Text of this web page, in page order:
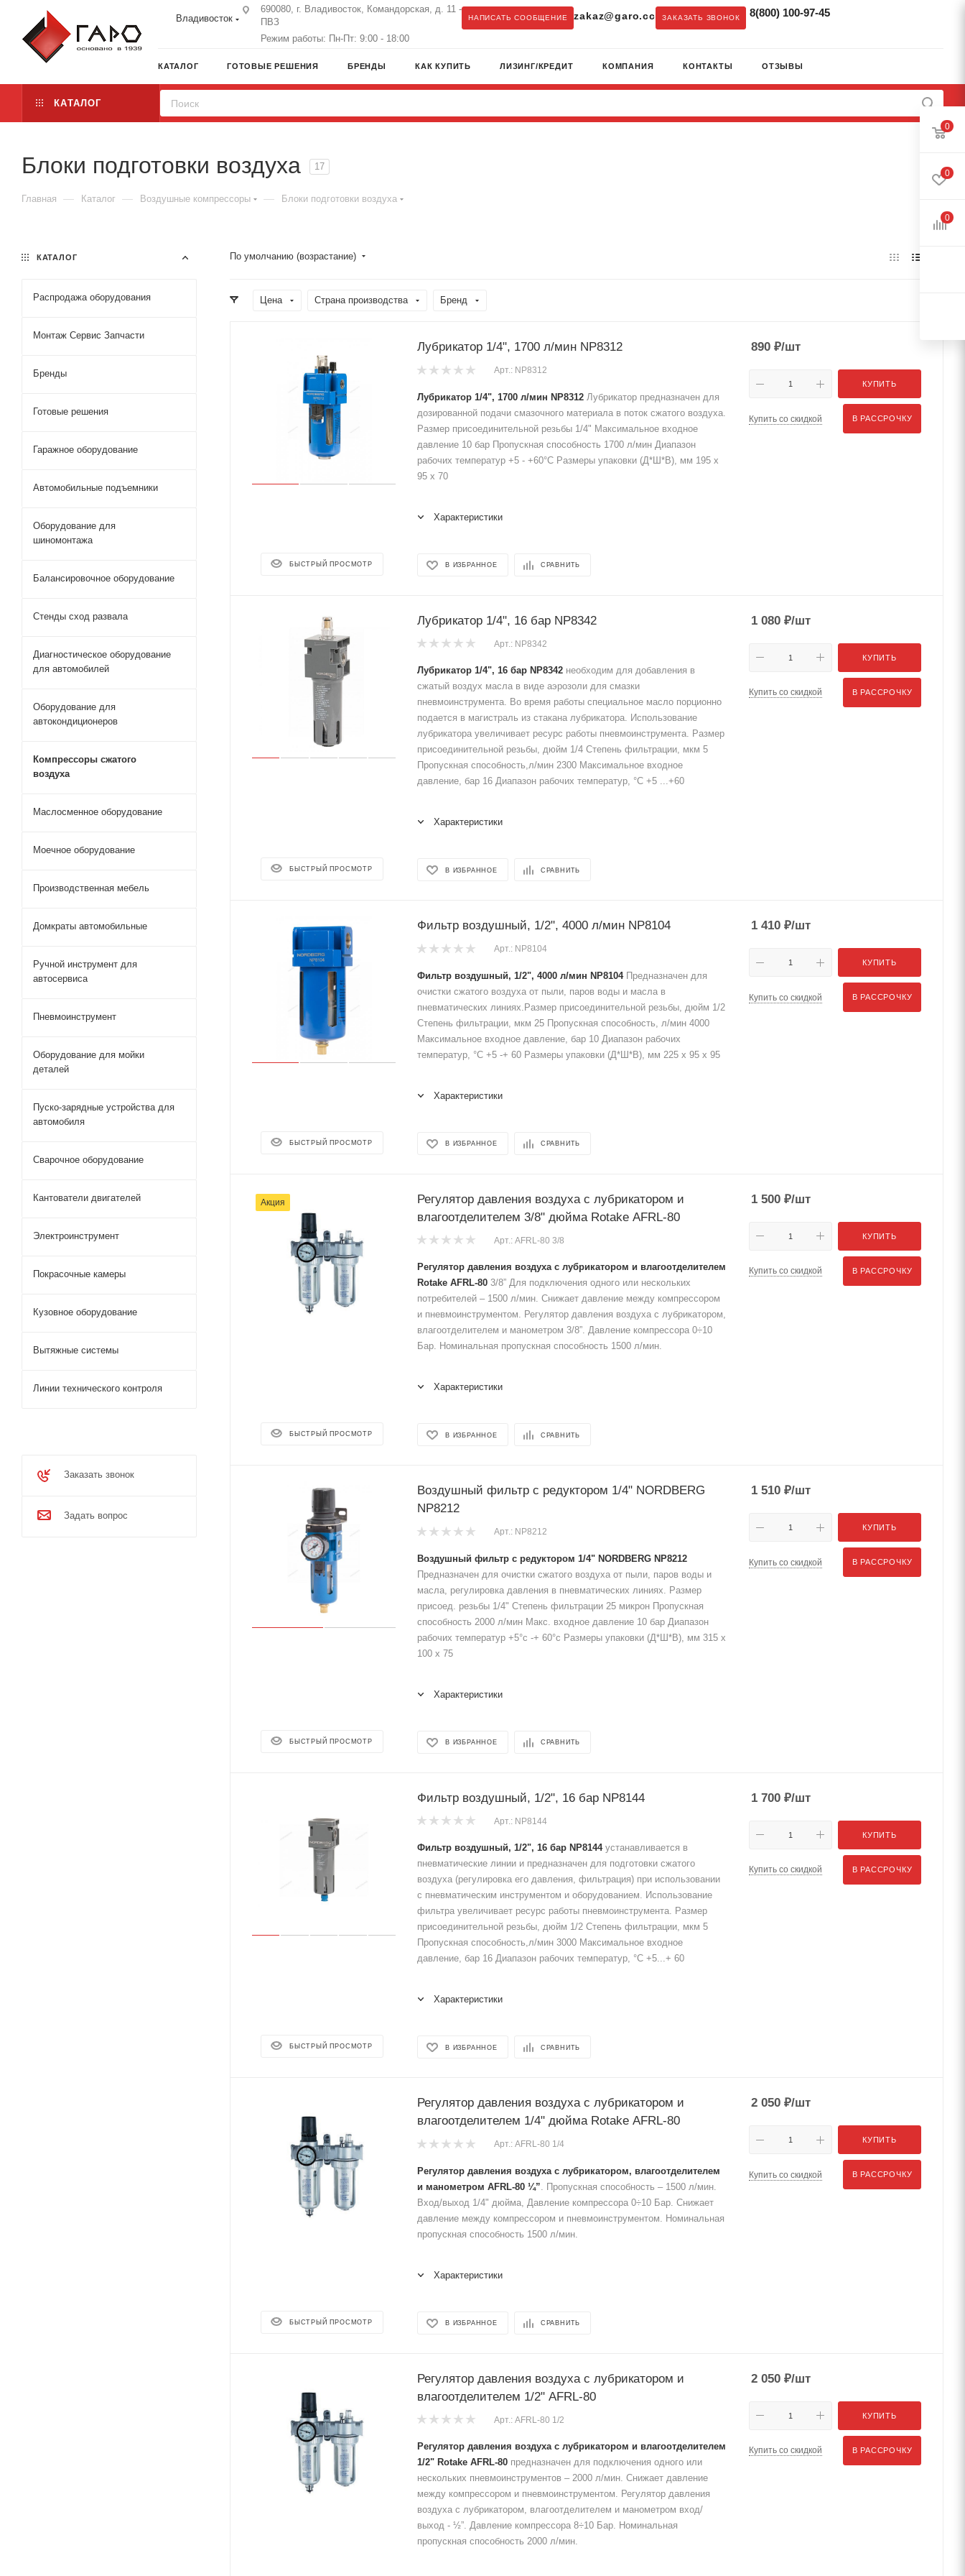
Владивосток
690080, г. Владивосток, Командорская, д. 11 -
ПВЗ
Режим работы: Пн-Пт: 9:00 - 18:00
НАПИСАТЬ СООБЩЕНИЕ zakaz@garo.cc ЗАКАЗАТЬ ЗВОНОК 8(800) 100-97-45
КАТАЛОГ ГОТОВЫЕ РЕШЕНИЯ БРЕНДЫ КАК КУПИТЬ ЛИЗИНГ/КРЕДИТ КОМПАНИЯ КОНТАКТЫ ОТЗЫВЫ
КАТАЛОГ
Блоки подготовки воздуха 17
Главная — Каталог — Воздушные компрессоры — Блоки подготовки воздуха
По умолчанию (возрастание)
Цена Страна производства Бренд
БЫСТРЫЙ ПРОСМОТР
Лубрикатор 1/4", 1700 л/мин NP8312
Арт.: NP8312
Лубрикатор 1/4", 1700 л/мин NP8312 Лубрикатор предназначен для
дозированной подачи смазочного материала в поток сжатого воздуха.
Размер присоединительной резьбы 1/4" Максимальное входное
давление 10 бар Пропускная способность 1700 л/мин Диапазон
рабочих температур +5 - +60°C Размеры упаковки (Д*Ш*В), мм 195 x
95 x 70
Характеристики
В ИЗБРАННОЕ СРАВНИТЬ
890 ₽/шт
КУПИТЬ
Купить со скидкой В РАССРОЧКУ
БЫСТРЫЙ ПРОСМОТР
Лубрикатор 1/4", 16 бар NP8342
Арт.: NP8342
Лубрикатор 1/4", 16 бар NP8342 необходим для добавления в
сжатый воздух масла в виде аэрозоли для смазки
пневмоинструмента. Во время работы специальное масло порционно
подается в магистраль из стакана лубрикатора. Использование
лубрикатора увеличивает ресурс работы пневмоинструмента. Размер
присоединительной резьбы, дюйм 1/4 Степень фильтрации, мкм 5
Пропускная способность,л/мин 2300 Максимальное входное
давление, бар 16 Диапазон рабочих температур, °С +5 ...+60
Характеристики
В ИЗБРАННОЕ СРАВНИТЬ
1 080 ₽/шт
КУПИТЬ
Купить со скидкой В РАССРОЧКУ
БЫСТРЫЙ ПРОСМОТР
Фильтр воздушный, 1/2", 4000 л/мин NP8104
Арт.: NP8104
Фильтр воздушный, 1/2", 4000 л/мин NP8104Предназначен для
очистки сжатого воздуха от пыли, паров воды и масла в
пневматических линиях.Размер присоединительной резьбы, дюйм 1/2
Степень фильтрации, мкм 25 Пропускная способность, л/мин 4000
Максимальное входное давление, бар 10 Диапазон рабочих
температур, °С +5 -+ 60 Размеры упаковки (Д*Ш*В), мм 225 x 95 x 95
Характеристики
В ИЗБРАННОЕ СРАВНИТЬ
1 410 ₽/шт
КУПИТЬ
Купить со скидкой В РАССРОЧКУ
Акция
БЫСТРЫЙ ПРОСМОТР
Регулятор давления воздуха с лубрикатором и
влагоотделителем 3/8" дюйма Rotake AFRL-80
Арт.: AFRL-80 3/8
Регулятор давления воздуха с лубрикатором и влагоотделителем
Rotake AFRL-80 3/8” Для подключения одного или нескольких
потребителей – 1500 л/мин. Снижает давление между компрессором
и пневмоинструментом. Регулятор давления воздуха с лубрикатором,
влагоотделителем и манометром 3/8”. Давление компрессора 0÷10
Бар. Номинальная пропускная способность 1500 л/мин.
Характеристики
В ИЗБРАННОЕ СРАВНИТЬ
1 500 ₽/шт
КУПИТЬ
Купить со скидкой В РАССРОЧКУ
БЫСТРЫЙ ПРОСМОТР
Воздушный фильтр с редуктором 1/4" NORDBERG
NP8212
Арт.: NP8212
Воздушный фильтр с редуктором 1/4" NORDBERG NP8212
Предназначен для очистки сжатого воздуха от пыли, паров воды и
масла, регулировка давления в пневматических линиях. Размер
присоед. резьбы 1/4" Степень фильтрации 25 микрон Пропускная
способность 2000 л/мин Макс. входное давление 10 бар Диапазон
рабочих температур +5°с -+ 60°с Размеры упаковки (Д*Ш*В), мм 315 x
100 x 75
Характеристики
В ИЗБРАННОЕ СРАВНИТЬ
1 510 ₽/шт
КУПИТЬ
Купить со скидкой В РАССРОЧКУ
БЫСТРЫЙ ПРОСМОТР
Фильтр воздушный, 1/2", 16 бар NP8144
Арт.: NP8144
Фильтр воздушный, 1/2", 16 бар NP8144устанавливается в
пневматические линии и предназначен для подготовки сжатого
воздуха (регулировка его давления, фильтрация) при использовании
с пневматическим инструментом и оборудованием. Использование
фильтра увеличивает ресурс работы пневмоинструмента. Размер
присоединительной резьбы, дюйм 1/2 Степень фильтрации, мкм 5
Пропускная способность,л/мин 3000 Максимальное входное
давление, бар 16 Диапазон рабочих температур, °С +5...+ 60
Характеристики
В ИЗБРАННОЕ СРАВНИТЬ
1 700 ₽/шт
КУПИТЬ
Купить со скидкой В РАССРОЧКУ
БЫСТРЫЙ ПРОСМОТР
Регулятор давления воздуха с лубрикатором и
влагоотделителем 1/4" дюйма Rotake AFRL-80
Арт.: AFRL-80 1/4
Регулятор давления воздуха с лубрикатором, влагоотделителем
и манометром AFRL-80 ¼” . Пропускная способность – 1500 л/мин.
Вход/выход 1/4" дюйма, Давление компрессора 0÷10 Бар. Снижает
давление между компрессором и пневмоинструментом. Номинальная
пропускная способность 1500 л/мин.
Характеристики
В ИЗБРАННОЕ СРАВНИТЬ
2 050 ₽/шт
КУПИТЬ
Купить со скидкой В РАССРОЧКУ
Регулятор давления воздуха с лубрикатором и
влагоотделителем 1/2" AFRL-80
Арт.: AFRL-80 1/2
Регулятор давления воздуха с лубрикатором и влагоотделителем
1/2" Rotake AFRL-80 предназначен для подключения одного или
нескольких пневмоинструментов – 2000 л/мин. Снижает давление
между компрессором и пневмоинструментом. Регулятор давления
воздуха с лубрикатором, влагоотделителем и манометром вход/
выход - ½”. Давление компрессора 8÷10 Бар. Номинальная
пропускная способность 2000 л/мин.
2 050 ₽/шт
КУПИТЬ
Купить со скидкой В РАССРОЧКУ
КАТАЛОГ
Распродажа оборудования
Монтаж Сервис Запчасти
Бренды
Готовые решения
Гаражное оборудование
Автомобильные подъемники
Оборудование для
шиномонтажа
Балансировочное оборудование
Стенды сход развала
Диагностическое оборудование
для автомобилей
Оборудование для
автокондиционеров
Компрессоры сжатого
воздуха
Маслосменное оборудование
Моечное оборудование
Производственная мебель
Домкраты автомобильные
Ручной инструмент для
автосервиса
Пневмоинструмент
Оборудование для мойки
деталей
Пуско-зарядные устройства для
автомобиля
Сварочное оборудование
Кантователи двигателей
Электроинструмент
Покрасочные камеры
Кузовное оборудование
Вытяжные системы
Линии технического контроля
Заказать звонок
Задать вопрос
0
0
0